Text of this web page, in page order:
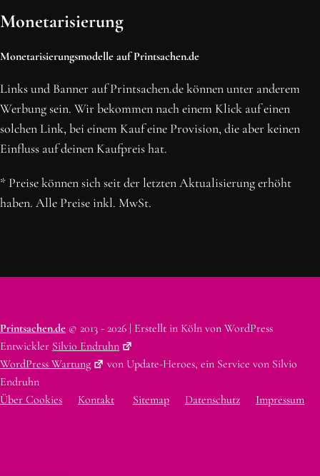
Monetarisierung
Monetarisierungsmodelle auf Printsachen.de
Links und Banner auf Printsachen.de können unter anderem
Werbung sein. Wir bekommen nach einem Klick auf einen
solchen Link, bei einem Kauf eine Provision, die aber keinen
Einfluss auf deinen Kaufpreis hat.
* Preise können sich seit der letzten Aktualisierung erhöht
haben. Alle Preise inkl. MwSt.
Printsachen.de © 2013 - 2026 | Erstellt in Köln von WordPress
Entwickler Silvio Endruhn
WordPress Wartung
von Update-Heroes, ein Service von Silvio
Endruhn
Über Cookies
Kontakt Sitemap Datenschutz Impressum